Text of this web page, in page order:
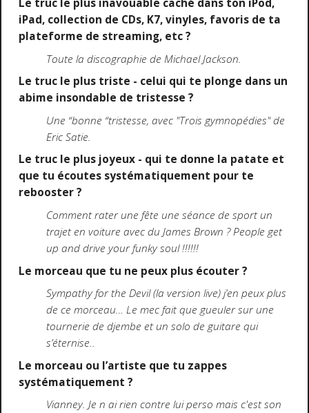
Le truc le plus inavouable caché dans ton iPod,
iPad, collection de CDs, K7, vinyles, favoris de ta
plateforme de streaming, etc ?
Toute la discographie de Michael Jackson.
Le truc le plus triste - celui qui te plonge dans un
abime insondable de tristesse ?
Une “bonne “tristesse, avec "Trois gymnopédies"de
Eric Satie.
Le truc le plus joyeux - qui te donne la patate et
que tu écoutes systématiquement pour te
rebooster ?
Comment rater une fête une séance de sport un
trajet en voiture avec du James Brown ? People get
up and drive your funky soul !!!!!!
Le morceau que tu ne peux plus écouter ?
Sympathy for the Devil (la version live) j’en peux plus
de ce morceau… Le mec fait que gueuler sur une
tournerie de djembe et un solo de guitare qui
s’éternise..
Le morceau ou l’artiste que tu zappes
systématiquement ?
Vianney. Je n ai rien contre lui perso mais c'est son